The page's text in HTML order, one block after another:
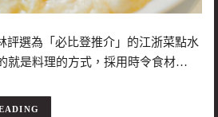
評選為「必比登推介」的江浙菜點水
就是料理的方式，採用時令食材…